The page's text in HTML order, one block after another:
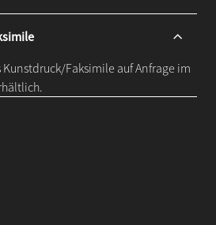
Kunstdruck/Faksimile auf Anfrage im